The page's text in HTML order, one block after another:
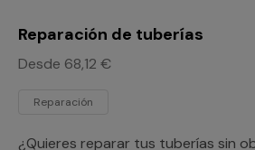
Reparación de tuberías
Desde 68,12 €
Reparación
¿Quieres reparar tus tuberías sin